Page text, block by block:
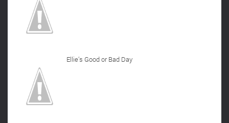
Ellie’s Good or Bad Day